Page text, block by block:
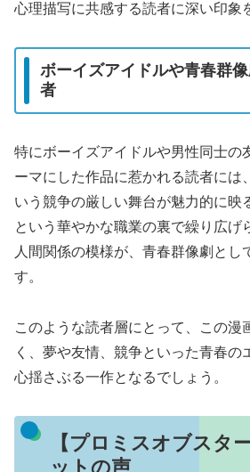
心理描写に共感する読者に深い印象
ボーイズアイドルや青春群
者
特にボーイズアイドルや男性同士の
ーマにした作品に惹かれる読者には
いう競争の厳しい舞台が魅力的に映
という華やかな職業の裏で繰り広げ
人間関係の模様が、青春群像劇とし
す。
このような読者層にとって、この漫
く、夢や友情、競争といった青春の
心揺さぶる一作となるでしょう。
【プロミスオブスタ
ットの声